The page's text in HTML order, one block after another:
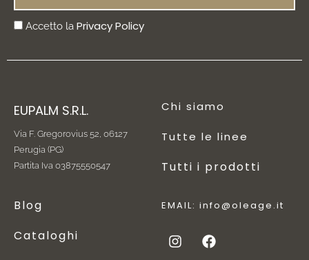
Accetto la Privacy Policy
EUPALM S.R.L.
Via F. Gregorovius 52, 06127
Perugia (PG)
Partita Iva 03875550547
Chi siamo
Tutte le linee
Tutti i prodotti
Blog
Cataloghi
EMAIL: info@oleage.it